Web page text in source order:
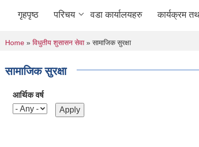
गृहपृष्ठ परिचय वडा कार्यालयहरु कार्यक्रम
You are here
Home » विधुतीय शुसासन सेवा» सामाजिक सुरक्षा
सामाजिक सुरक्षा
आर्थिक वर्ष